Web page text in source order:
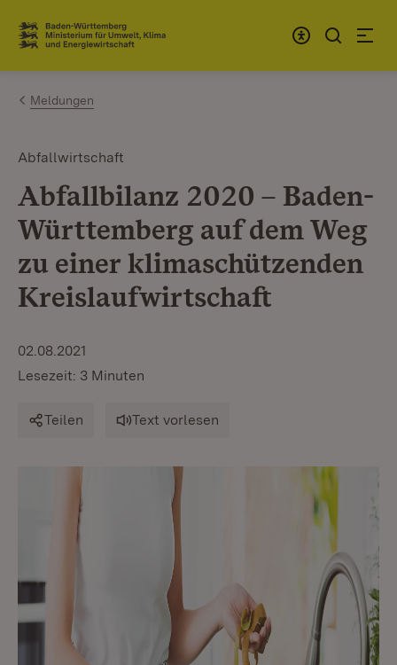
Zum Inhalt springen
Link zur Startseite
Meldungen
Abfallwirtschaft
Abfallbilanz 2020 – Baden-
Württemberg auf dem Weg
zu einer klimaschützenden
Kreislaufwirtschaft
02.08.2021
Lesezeit: 3 Minuten
Teilen Text vorlesen